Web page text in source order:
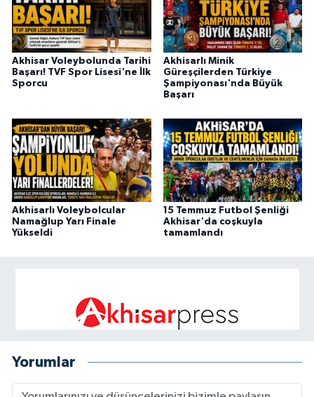
Akhisar Voleybolunda Tarihi
Başarı! TVF Spor Lisesi'ne İlk
Sporcu
Akhisarlı Minik
Güreşçilerden Türkiye
Şampiyonası'nda Büyük
Başarı
Akhisarlı Voleybolcular
Namağlup Yarı Finale
Yükseldi
15 Temmuz Futbol Şenliği
Akhisar'da coşkuyla
tamamlandı
Yorumlar